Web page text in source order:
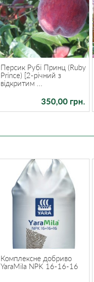
Персик Рубі Принц (Ruby
Prince) [2-річний з
відкритим ...
350,00 грн.
Комплексне добриво
YaraMila NPK 16-16-16